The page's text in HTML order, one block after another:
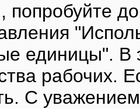
попробуйте
единицы". В
рабочих.
С